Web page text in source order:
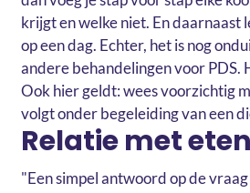
krijgt en welke niet. En
op een dag. Echter, het is nog
andere behandelingen voor PDS.
Ook hier geldt: wees voorzichtig
volgt onder begeleiding van een
Relatie met eten
"Een simpel antwoord op de